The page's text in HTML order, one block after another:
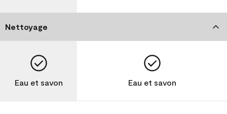
Nettoyage
Eau et savon Eau et savon